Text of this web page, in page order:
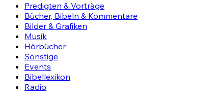
Predigten & Vorträge
Bücher, Bibeln & Kommentare
Bilder & Grafiken
Musik
Hörbücher
Sonstige
Events
Bibellexikon
Radio